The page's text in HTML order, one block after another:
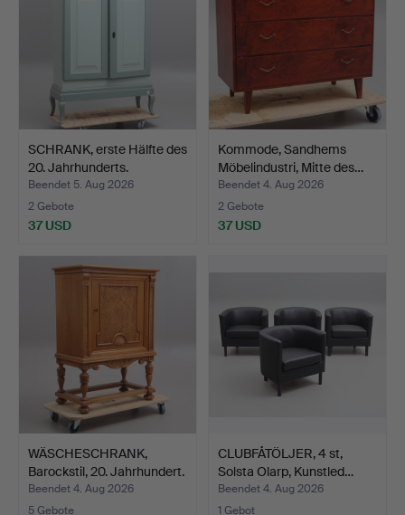
SCHRANK, erste Hälfte des
20. Jahrhunderts.
Beendet 5. Aug 2026
2 Gebote
37 USD
Kommode, Sandhems
Möbelindustri, Mitte des…
Beendet 4. Aug 2026
2 Gebote
37 USD
WÄSCHESCHRANK,
Barockstil, 20. Jahrhundert.
Beendet 4. Aug 2026
5 Gebote
CLUBFÅTÖLJER, 4 st,
Solsta Olarp, Kunstled…
Beendet 4. Aug 2026
1 Gebot